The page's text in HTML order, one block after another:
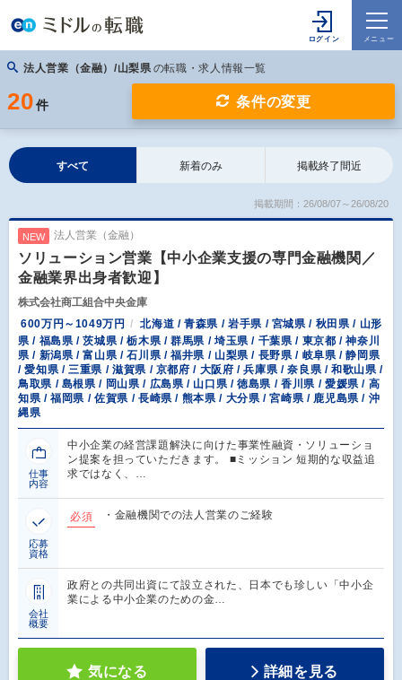
法人営業（金融）/山梨県 の転職・求人情報一覧
20 件 条件の変更
すべて 新着のみ 掲載終了間近
掲載期間：26/08/07～26/08/20
NEW 法人営業（金融）
ソリューション営業【中小企業支援の専門金融機関／
金融業界出身者歓迎】
株式会社商工組合中央金庫
600万円～1049万円
北海道 / 青森県 / 岩手県 / 宮城県 / 秋田県 / 山形
県 / 福島県 / 茨城県 / 栃木県 / 群馬県 / 埼玉県 / 千葉県 / 東京都 / 神奈川
県 / 新潟県 / 富山県 / 石川県 / 福井県 / 山梨県 / 長野県 / 岐阜県 / 静岡県
/ 愛知県 / 三重県 / 滋賀県 / 京都府 / 大阪府 / 兵庫県 / 奈良県 / 和歌山県 /
鳥取県 / 島根県 / 岡山県 / 広島県 / 山口県 / 徳島県 / 香川県 / 愛媛県 / 高
知県 / 福岡県 / 佐賀県 / 長崎県 / 熊本県 / 大分県 / 宮崎県 / 鹿児島県 / 沖
縄県
仕事
内容
中小企業の経営課題解決に向けた事業性融資・ソリューショ
ン提案を担っていただきます。 ■ミッション 短期的な収益追
求ではなく、…
応募
資格
必須 ・金融機関での法人営業のご経験
会社
概要
政府との共同出資にて設立された、日本でも珍しい「中小企
業による中小企業のための金…
気になる 詳細を見る